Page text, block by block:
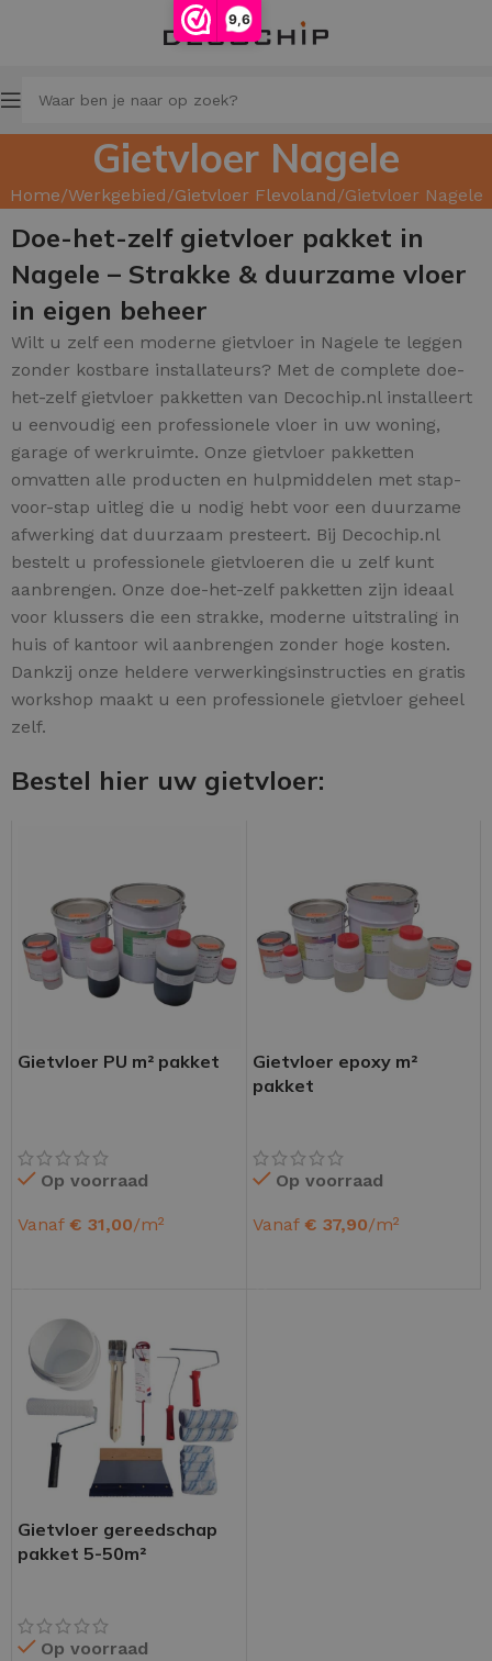
9,6
Gietvloer Nagele
Home Werkgebied Gietvloer Flevoland Gietvloer Nagele
Doe-het-zelf gietvloer pakket in
Nagele – Strakke & duurzame vloer
in eigen beheer
Wilt u zelf een moderne gietvloer in Nagele te leggen
zonder kostbare installateurs? Met de complete doe-
het-zelf gietvloer pakketten van Decochip.nl installeert
u eenvoudig een professionele vloer in uw woning,
garage of werkruimte. Onze gietvloer pakketten
omvatten alle producten en hulpmiddelen met stap-
voor-stap uitleg die u nodig hebt voor een duurzame
afwerking dat duurzaam presteert. Bij Decochip.nl
bestelt u professionele gietvloeren die u zelf kunt
aanbrengen. Onze doe-het-zelf pakketten zijn ideaal
voor klussers die een strakke, moderne uitstraling in
huis of kantoor wil aanbrengen zonder hoge kosten.
Dankzij onze heldere verwerkingsinstructies en gratis
workshop maakt u een professionele gietvloer geheel
zelf.
Bestel hier uw gietvloer:
Gietvloer PU m² pakket
Op voorraad
Vanaf € 31,00/m²
Gietvloer epoxy m²
pakket
Op voorraad
Vanaf € 37,90/m²
Gietvloer gereedschap
pakket 5-50m²
Op voorraad